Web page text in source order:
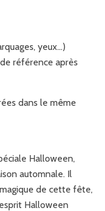
yeux…)
référence après
dans le même
Halloween,
automnale. Il
de cette fête,
Halloween